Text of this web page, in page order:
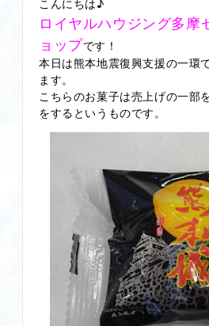
ロイヤルハウジング多摩
ョップです！
本日は熊本地震復興支援の一環
ます。
こちらのお菓子は売上げの一部
をするというものです。